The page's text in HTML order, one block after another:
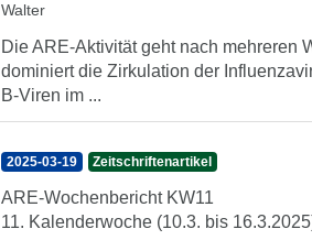
Walter
Die ARE-Aktivität geht nach mehreren
dominiert die Zirkulation der
B-Viren im ...
2025-03-19 Zeitschriftenartikel
ARE-Wochenbericht KW11
11. Kalenderwoche (10.3. bis